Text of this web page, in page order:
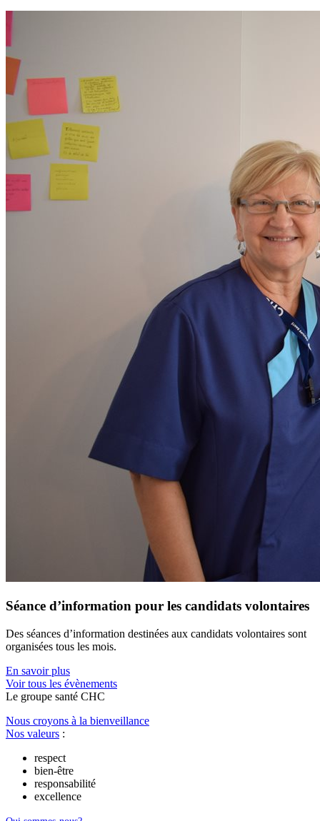
Séance d’information pour les candidats volontaires
Des séances d’information destinées aux candidats volontaires sont
organisées tous les mois.
En savoir plus
Voir tous les évènements
Le groupe santé CHC
Nous croyons à la bienveillance
Nos valeurs :
respect
bien-être
responsabilité
excellence